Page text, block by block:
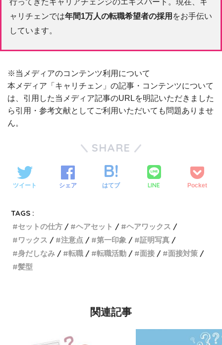
行ってきたキャリアチェンジのエキスパート。現在、キ
ャリチェンでは年間1万人の転職希望者の採用 をお手伝い
しています。
※当メディアのコンテンツ利用について
本メディア「キャリチェン」の記事・コンテンツについて
は、引用した当メディア記事のURLを明記いただきました
ら引用・参考文献としてご利用いただいても問題ありませ
ん。
SHARE
ツイート シェア はてブ LINE Pocket
TAGS :
セットの仕方
ヘアセット
ヘアワックス
ワックス
注意点 第一印象
証明写真
身だしなみ
転職 転職活動 面接
面接対策
髪型
関連記事